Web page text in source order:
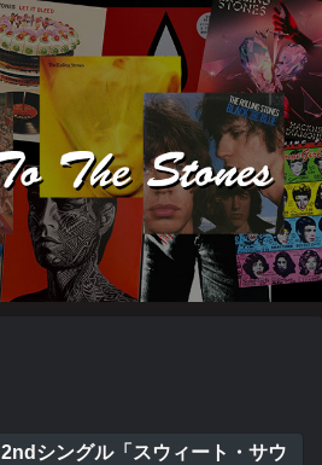
2ndシングル「スウィート・サウ